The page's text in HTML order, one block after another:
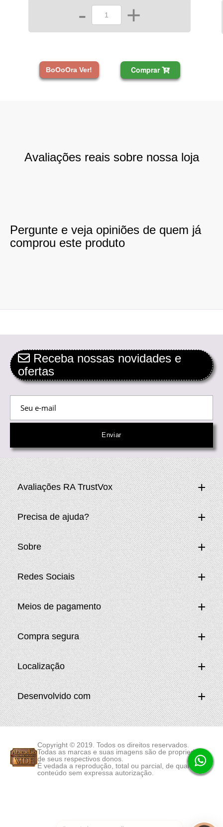
- +
BoOoOra Ver! Comprar
Avaliações reais sobre nossa loja
Pergunte e veja opiniões de quem já
comprou este produto
Receba nossas novidades e
ofertas
Avaliações RA TrustVox
Precisa de ajuda?
Sobre
Redes Sociais
Meios de pagamento
Compra segura
Localização
Desenvolvido com
Copyright © 2019. Todos os direitos reservados.
Todas as marcas e suas imagens são de propriedade
de seus respectivos donos.
É vedada a reprodução, total ou parcial, de qualquer
conteúdo sem expressa autorização.